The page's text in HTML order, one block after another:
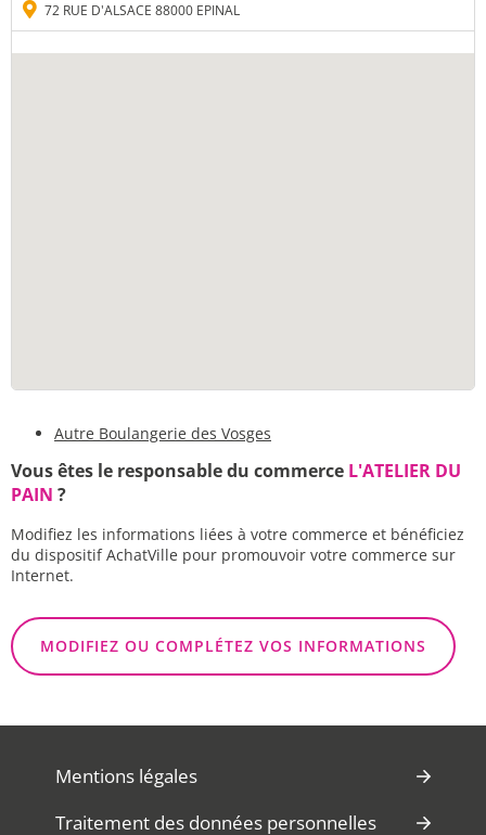
72 RUE D'ALSACE 88000 EPINAL
Autre Boulangerie des Vosges
Vous êtes le responsable du commerce L'ATELIER DU
PAIN ?
Modifiez les informations liées à votre commerce et bénéficiez
du dispositif AchatVille pour promouvoir votre commerce sur
Internet.
MODIFIEZ OU COMPLÉTEZ VOS INFORMATIONS
Mentions légales
Traitement des données personnelles